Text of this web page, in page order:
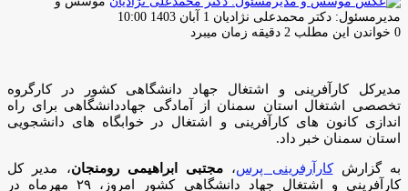
مدیرمسئول: دکتر محمدعلی نژادیان ارسال
ایمیل
1 آبان 1403 10:00
0 خواندن این مطلب 2 دقیقه زمان میبرد
مدیرکل کارآفرینی و اشتغال جهاد دانشگاهی کشور در کارگروه
تخصصی اشتغال استان سمنان از آمادگی جهاددانشگاهی برای راه
اندازی کانون های کارآفرینی و اشتغال در خوابگاه های دانشجویی
استان سمنان خبر داد.
به گزارشکارآرفرینی پرس، مجتبی ابراهیمی رومنجان، مدیر کل
کارآفرینی و اشتغال جهاد دانشگاهی کشور امروز، ۲۹ مهرماه در